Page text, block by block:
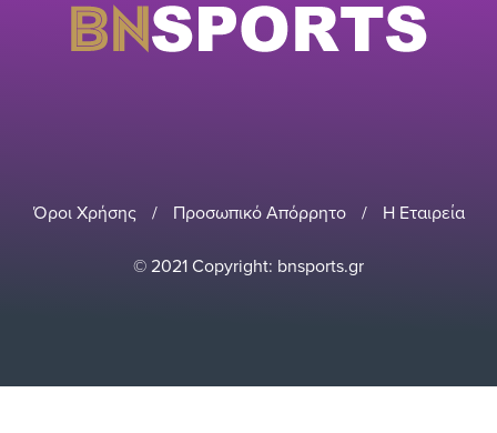
Όροι Χρήσης / Προσωπικό Απόρρητο / Η Εταιρεία
© 2021 Copyright: bnsports.gr